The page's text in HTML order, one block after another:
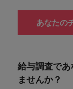
あなたの
給与調査で
ませんか？